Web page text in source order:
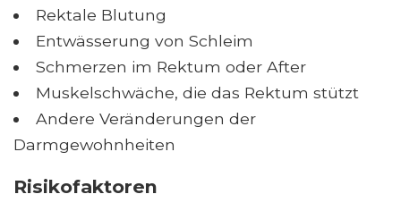
Rektale Blutung
Entwässerung von Schleim
Schmerzen im Rektum oder After
Muskelschwäche, die das Rektum stützt
Andere Veränderungen der
Darmgewohnheiten
Risikofaktoren